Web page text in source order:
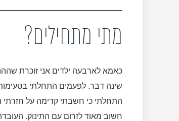
מתי מתחילים?
כאמא לארבעה ילדים אני זוכרת
שינה דבר. לפעמים התחלתי
התחלתי כי חשבתי קדימה על חזרתי
חשוב מאוד לזרום עם התינוק.